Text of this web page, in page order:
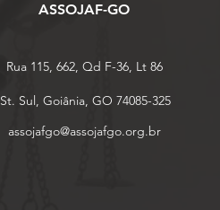
ASSOJAF-GO
Rua 115, 662, Qd F-36, Lt 86
St. Sul, Goiânia, GO 74085-325
assojafgo@assojafgo.org.br